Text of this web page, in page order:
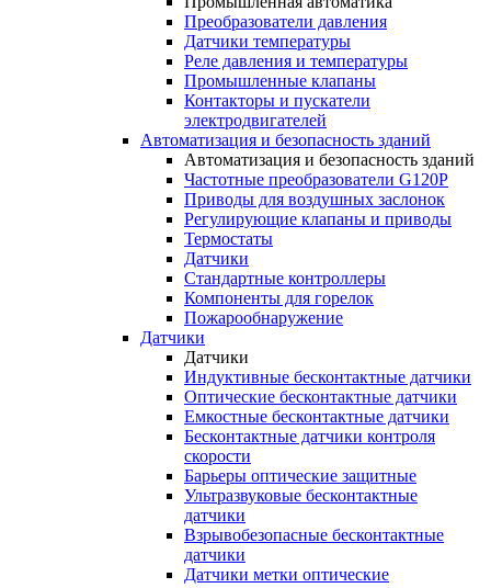
Преобразователи давления
Датчики температуры
Реле давления и температуры
Промышленные клапаны
Контакторы и пускатели
электродвигателей
Автоматизация и безопасность зданий
Автоматизация и безопасность зданий
Частотные преобразователи G120P
Приводы для воздушных заслонок
Регулирующие клапаны и приводы
Термостаты
Датчики
Стандартные контроллеры
Компоненты для горелок
Пожарообнаружение
Датчики
Датчики
Индуктивные бесконтактные датчики
Оптические бесконтактные датчики
Емкостные бесконтактные датчики
Бесконтактные датчики контроля
скорости
Барьеры оптические защитные
Ультразвуковые бесконтактные
датчики
Взрывобезопасные бесконтактные
датчики
Датчики метки оптические